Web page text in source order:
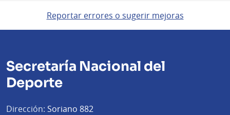
Reportar errores o sugerir mejoras
Secretaría Nacional del
Deporte
Dirección: Soriano 882